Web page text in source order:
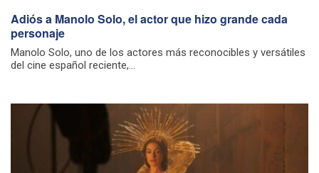
Adiós a Manolo Solo, el actor que hizo grande cada
personaje
Manolo Solo, uno de los actores más reconocibles y versátiles
del cine español reciente,...